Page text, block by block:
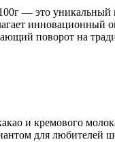
— это уникальный
инновационный
поворот на
и кремового
для любителей